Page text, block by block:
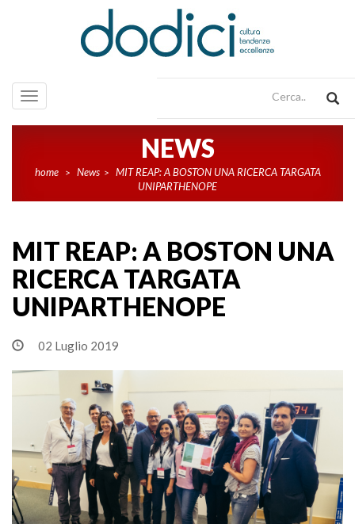
Toggle
navigation
NEWS
home > News > MIT REAP: A BOSTON UNA RICERCA TARGATA
UNIPARTHENOPE
MIT REAP: A BOSTON UNA
RICERCA TARGATA
UNIPARTHENOPE
02 Luglio 2019